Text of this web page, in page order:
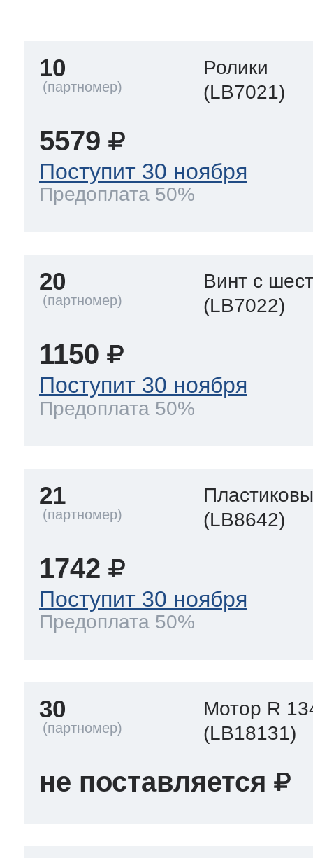
морозилок
холод.камер
10
Ролики
(LB7021)
5579
Поступит 30 ноября
Предоплата 50%
20
Винт с
(LB7022)
1150
Поступит 30 ноября
Предоплата 50%
21
(LB8642)
1742
Поступит 30 ноября
Предоплата 50%
30
Мотор R
(LB18131)
не поставляется